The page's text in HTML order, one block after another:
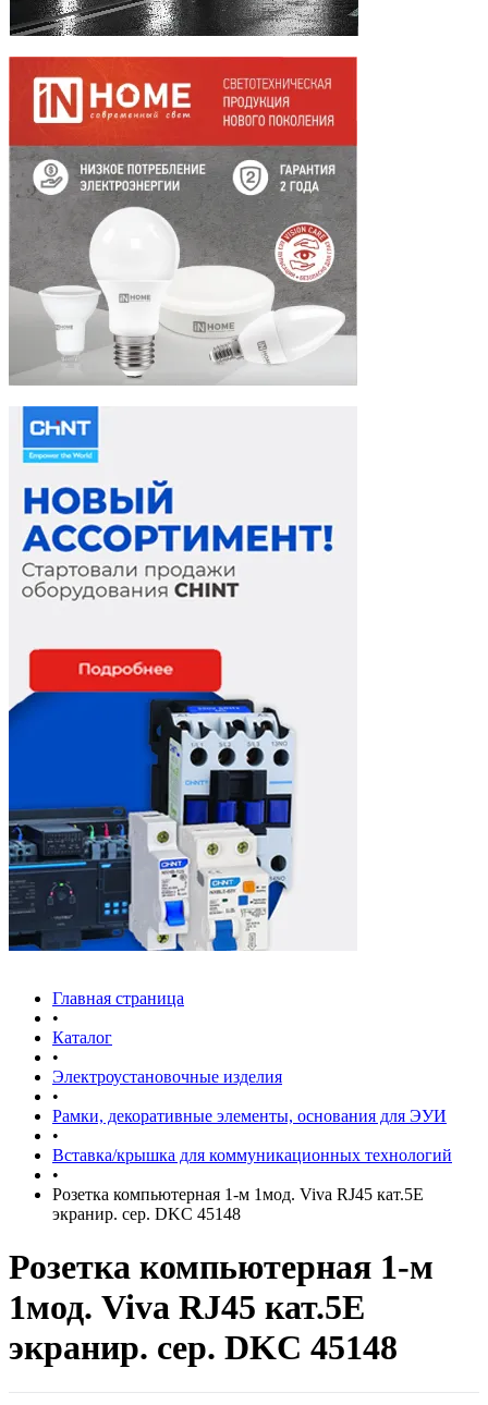
Главная страница
•
Каталог
•
Электроустановочные изделия
•
Рамки, декоративные элементы, основания для ЭУИ
•
Вставка/крышка для коммуникационных технологий
•
Розетка компьютерная 1-м 1мод. Viva RJ45 кат.5E
экранир. сер. DKC 45148
Розетка компьютерная 1-м
1мод. Viva RJ45 кат.5E
экранир. сер. DKC 45148